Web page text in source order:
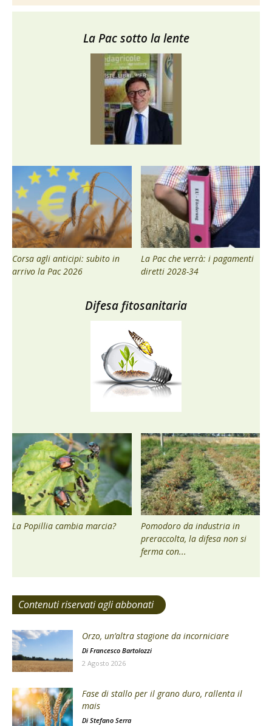
La Pac sotto la lente
Corsa agli anticipi: subito in
arrivo la Pac 2026
La Pac che verrà: i pagamenti
diretti 2028-34
Difesa fitosanitaria
La Popillia cambia marcia?
Pomodoro da industria in
preraccolta, la difesa non si
ferma con...
Contenuti riservati agli abbonati
Orzo, un’altra stagione da incorniciare
Di Francesco Bartolozzi
2 Agosto 2026
Fase di stallo per il grano duro, rallenta il
mais
Di Stefano Serra